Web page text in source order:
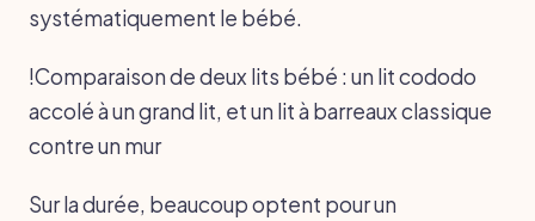
systématiquement le bébé.
!Comparaison de deux lits bébé : un lit cododo
accolé à un grand lit, et un lit à barreaux classique
contre un mur
Sur la durée, beaucoup optent pour un